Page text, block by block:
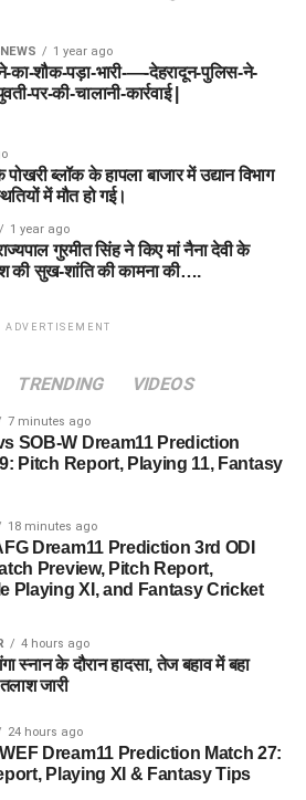
1 year ago
का-शौक-पड़ा-भारी-—-देहरादून-पुलिस-ने-
पर-की-चालानी-कार्रवाई |
ब्लॉक के हापला बाजार में उद्यान विभाग
में मौत हो गई।
1 year ago
गुरमीत सिंह ने किए मां नैना देवी के
की सुख-शांति की कामना की….
ADVERTISEMENT
TRENDING VIDEOS
7 minutes ago
SOB-W Dream11 Prediction
Pitch Report, Playing 11, Fantasy
18 minutes ago
Dream11 Prediction 3rd ODI
Preview, Pitch Report,
Playing XI, and Fantasy Cricket
4 hours ago
गंगा स्नान के दौरान हादसा, तेज बहाव में बहा
जारी
24 hours ago
Dream11 Prediction Match 27:
Playing XI & Fantasy Tips